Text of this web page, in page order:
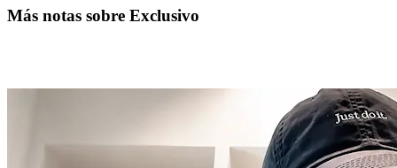
Más notas sobre Exclusivo